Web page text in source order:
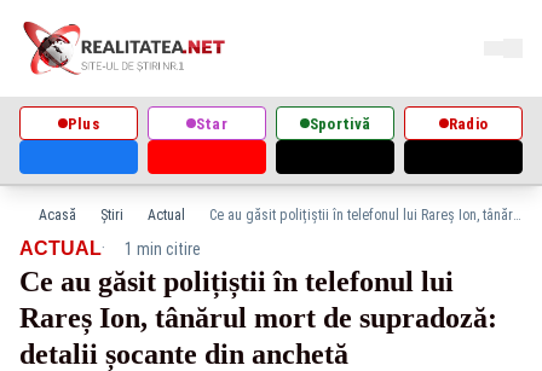
Plus Star Sportivă Radio
Acasă Știri Actual Ce au găsit polițiștii în telefonul lui Rareș Ion, tânărul mort de supradoză: detalii șocante din anchetă
ACTUAL· 1 min citire
Ce au găsit polițiștii în telefonul lui
Rareș Ion, tânărul mort de supradoză:
detalii șocante din anchetă